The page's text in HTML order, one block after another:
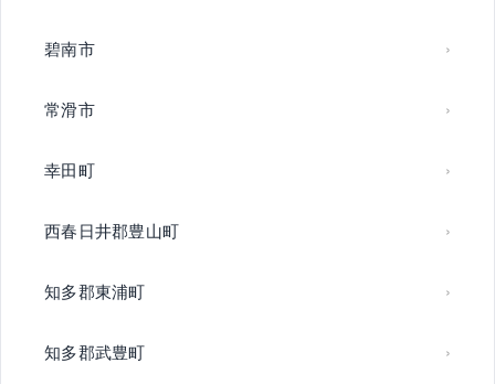
碧南市
常滑市
幸田町
西春日井郡豊山町
知多郡東浦町
知多郡武豊町